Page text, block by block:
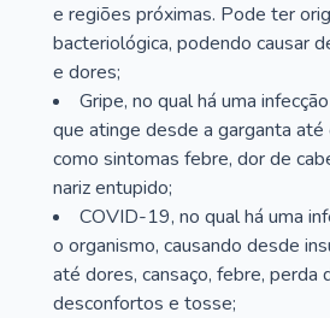
e regiões próximas. Pode ter
bacteriológica, podendo causar
e dores;
Gripe, no qual há uma
que atinge desde a garganta
como sintomas febre, dor de
nariz entupido;
COVID-19, no qual há uma
o organismo, causando desde
até dores, cansaço, febre, perda
desconfortos e tosse;